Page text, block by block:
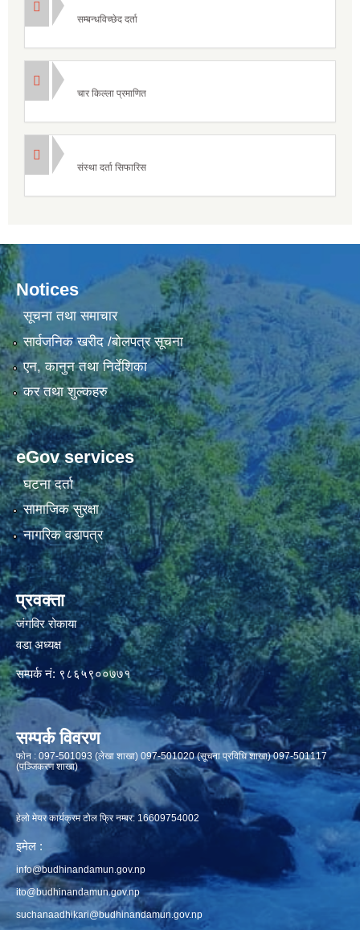
सम्बन्धविच्छेद दर्ता
चार किल्ला प्रमाणित
संस्था दर्ता सिफारिस
Notices
सूचना तथा समाचार
सार्वजनिक खरीद /बोलपत्र सूचना
एन, कानुन तथा निर्देशिका
कर तथा शुल्कहरु
eGov services
घटना दर्ता
सामाजिक सुरक्षा
नागरिक वडापत्र
प्रवक्ता
जंगविर रोकाया
वडा अध्यक्ष
सम्पर्क नं: ९८६५९००७७१
सम्पर्क विवरण
फाेन : 097-501093 (लेखा शाखा) 097-501020 (सूचना प्रविधि शाखा) 097-501117
(पञ्जिकरण शाखा)
हेलो मेयर कार्यक्रम टोल फ्रि नम्बर: 16609754002
इमेल :
info@budhinandamun.gov.np
ito@budhinandamun.gov.np
suchanaadhikari@budhinandamun.gov.np